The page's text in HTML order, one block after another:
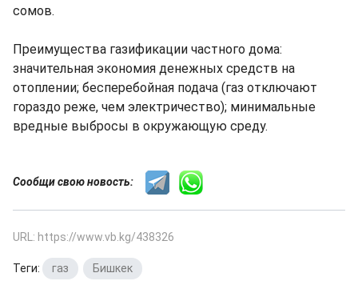
сомов.
Преимущества газификации частного дома:
значительная экономия денежных средств на
отоплении; бесперебойная подача (газ отключают
гораздо реже, чем электричество); минимальные
вредные выбросы в окружающую среду.
Сообщи свою новость:
URL: https://www.vb.kg/438326
Теги: газ Бишкек